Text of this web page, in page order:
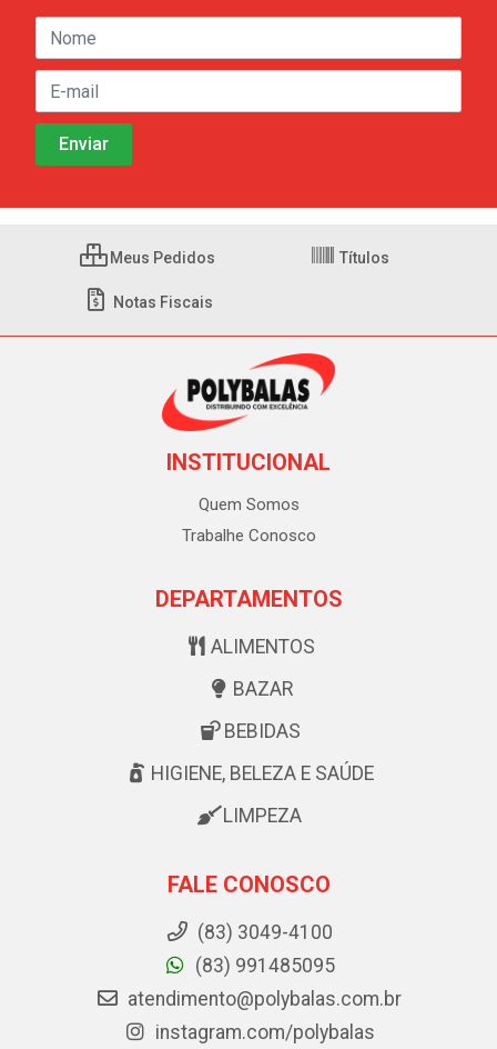
Meus Pedidos Títulos
Notas Fiscais
INSTITUCIONAL
Quem Somos
Trabalhe Conosco
DEPARTAMENTOS
ALIMENTOS
BAZAR
BEBIDAS
HIGIENE, BELEZA E SAÚDE
LIMPEZA
FALE CONOSCO
(83) 3049-4100
(83) 991485095
atendimento@polybalas.com.br
instagram.com/polybalas